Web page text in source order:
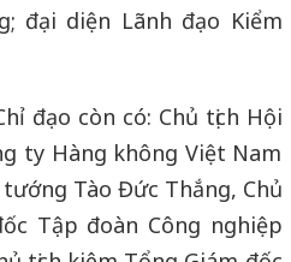
đại diện Lãnh đạo Kiểm
đạo còn có: Chủ tịch Hội
ty Hàng không Việt Nam
Tào Đức Thắng, Chủ
Tập đoàn Công nghiệp